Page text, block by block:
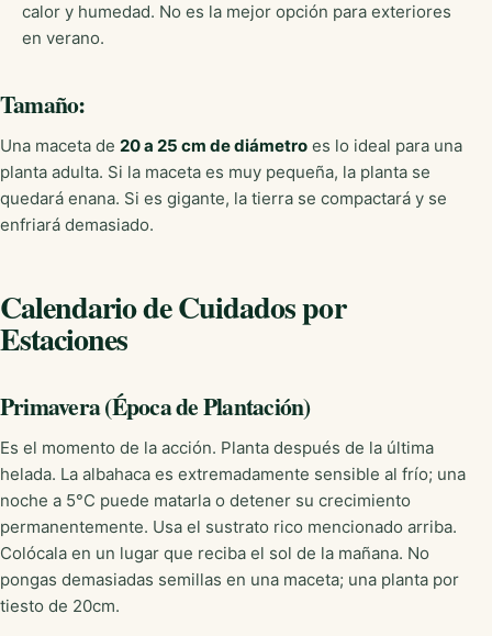
calor y humedad. No es la mejor opción para exteriores
en verano.
Tamaño:
Una maceta de 20 a 25 cm de diámetro es lo ideal para una
planta adulta. Si la maceta es muy pequeña, la planta se
quedará enana. Si es gigante, la tierra se compactará y se
enfriará demasiado.
Calendario de Cuidados por
Estaciones
Primavera (Época de Plantación)
Es el momento de la acción. Planta después de la última
helada. La albahaca es extremadamente sensible al frío; una
noche a 5°C puede matarla o detener su crecimiento
permanentemente. Usa el sustrato rico mencionado arriba.
Colócala en un lugar que reciba el sol de la mañana. No
pongas demasiadas semillas en una maceta; una planta por
tiesto de 20cm.